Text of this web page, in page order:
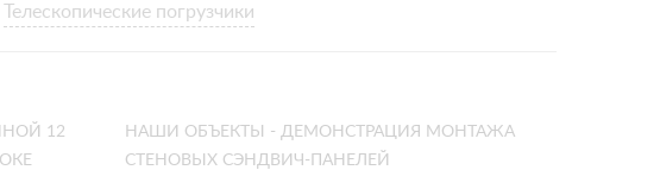
Телескопические погрузчики
12
НАШИ ОБЪЕКТЫ - ДЕМОНСТРАЦИЯ МОНТАЖА
СТЕНОВЫХ СЭНДВИЧ-ПАНЕЛЕЙ